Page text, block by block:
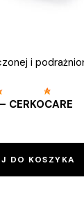
i
DO KOSZYKA